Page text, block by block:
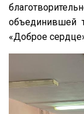
объединившей
«Доброе